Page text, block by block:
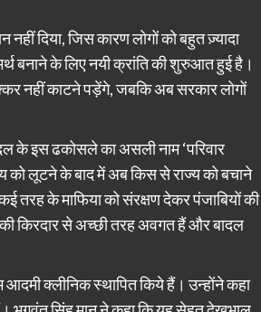
दिया, जिस कारण लोगों को बहुत ज़्यादा
बनाने के लिए नयी क्रांति की शुरुआत हुई है।
नहीं काटने पड़ेंगे, जबकि अब सरकार लोगों
के इस ढकोसले का असली नाम ‘परिवार
को लूटने के बाद में अब किस से राज्य को बचाने
तरह के माफिया को संरक्षण देकर पंजाबियों की
किरदार से अच्छी तरह अवगत हैं और बादल
क्लीनिक स्थापित किये हैं। उन्होंने कहा